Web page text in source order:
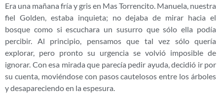
Era una mañana fría y gris en Mas Torrencito. Manuela, nuestra
fiel Golden, estaba inquieta; no dejaba de mirar hacia el
bosque como si escuchara un susurro que sólo ella podía
percibir. Al principio, pensamos que tal vez sólo quería
explorar, pero pronto su urgencia se volvió imposible de
ignorar. Con esa mirada que parecía pedir ayuda, decidió ir por
su cuenta, moviéndose con pasos cautelosos entre los árboles
y desapareciendo en la espesura.